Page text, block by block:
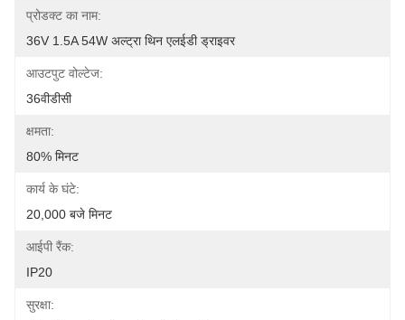
प्रोडक्ट का नाम:
36V 1.5A 54W अल्ट्रा थिन एलईडी ड्राइवर
आउटपुट वोल्टेज:
36वीडीसी
क्षमता:
80% मिनट
कार्य के घंटे:
20,000 बजे मिनट
आईपी रैंक:
IP20
सुरक्षा: